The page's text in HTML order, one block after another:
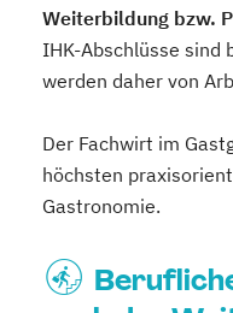
Weiterbildung bzw.
IHK-Abschlüsse sind
werden daher von
Der Fachwirt im
höchsten
Gastronomie.